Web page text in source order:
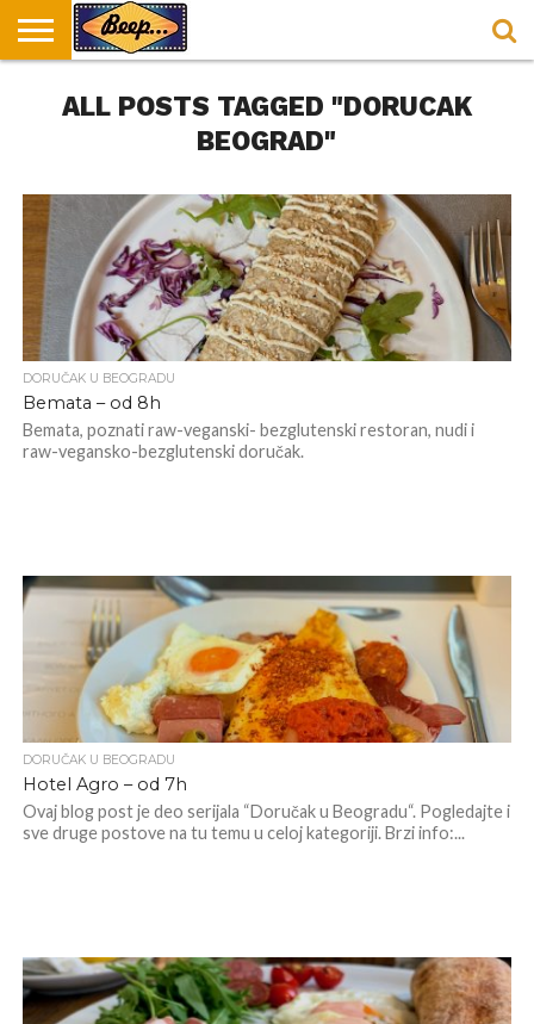
DORUČAK
SVAKODNEVICA
ENTERTAINMENT
LOKACIJE
ZA
HRANA I
RECEPTI
NEPUSACKI
LOKALI
ALL POSTS TAGGED "DORUCAK
BEOGRAD"
DORUČAK U BEOGRADU
Bemata – od 8h
Bemata, poznati raw-veganski- bezglutenski restoran, nudi i
raw-vegansko-bezglutenski doručak.
DORUČAK U BEOGRADU
Hotel Agro – od 7h
Ovaj blog post je deo serijala “Doručak u Beogradu“. Pogledajte i
sve druge postove na tu temu u celoj kategoriji. Brzi info:...